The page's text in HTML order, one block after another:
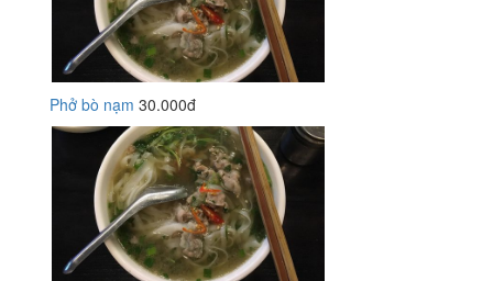
Phở bò nạm 30.000đ